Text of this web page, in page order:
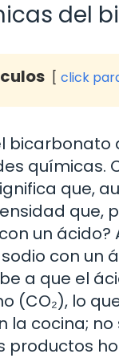
del
click
bicarbonato
químicas.
que,
que,
un ácido?
con un
a que el
(CO₂), lo
la cocina;
productos